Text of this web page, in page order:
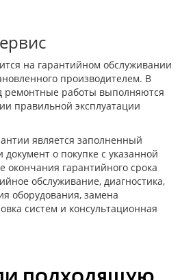
на гарантийном обслуживании
производителем. В
ремонтные работы выполняются
правильной эксплуатации
является заполненный
о покупке с указанной
окончания гарантийного срока
обслуживание, диагностика,
оборудования, замена
систем и консультационная